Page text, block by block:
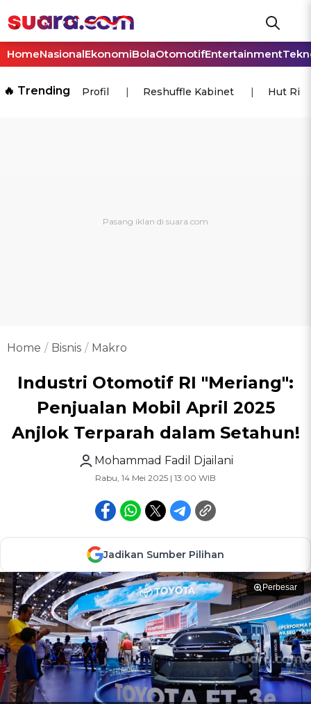
HomeNasionalEkonomiBolaOtomotifEntertainment
🔥 Trending Profil Reshuffle Kabinet Hut Ri
Home Bisnis Makro
Industri Otomotif RI "Meriang":
Penjualan Mobil April 2025
Anjlok Terparah dalam Setahun!
Mohammad Fadil Djailani
Rabu, 14 Mei 2025 | 13:00 WIB
Jadikan Sumber Pilihan
Perbesar